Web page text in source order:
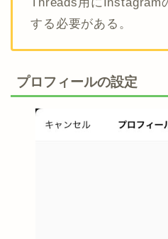
Threads用にInstagram
する必要がある。
プロフィールの設定